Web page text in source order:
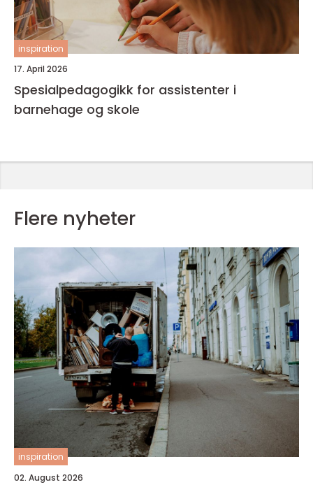
inspiration
17. April 2026
Spesialpedagogikk for assistenter i
barnehage og skole
Flere nyheter
inspiration
02. August 2026